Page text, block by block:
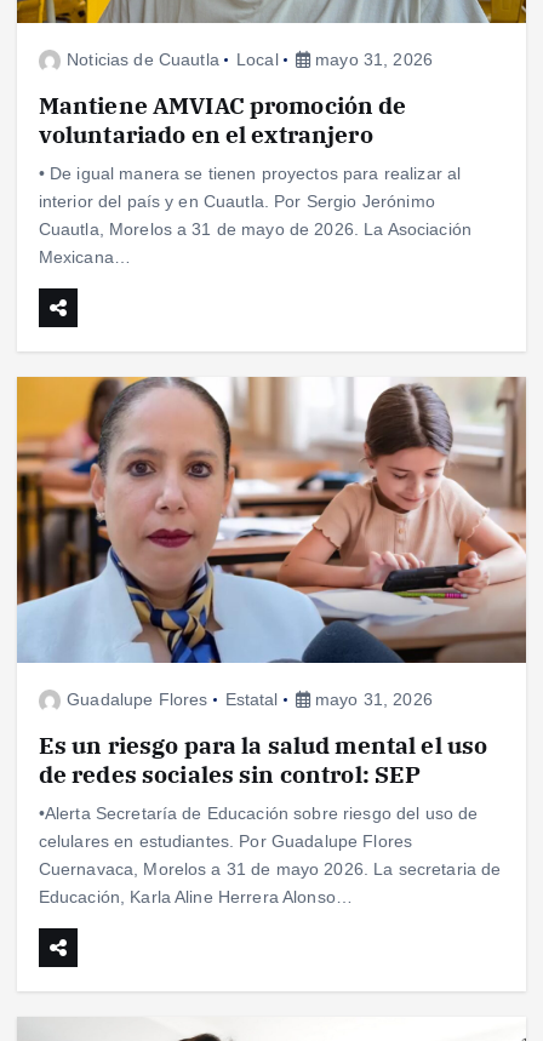
Noticias de Cuautla Local mayo 31, 2026
Mantiene AMVIAC promoción de
voluntariado en el extranjero
• De igual manera se tienen proyectos para realizar al
interior del país y en Cuautla. Por Sergio Jerónimo
Cuautla, Morelos a 31 de mayo de 2026. La Asociación
Mexicana…
Guadalupe Flores Estatal mayo 31, 2026
Es un riesgo para la salud mental el uso
de redes sociales sin control: SEP
•Alerta Secretaría de Educación sobre riesgo del uso de
celulares en estudiantes. Por Guadalupe Flores
Cuernavaca, Morelos a 31 de mayo 2026. La secretaria de
Educación, Karla Aline Herrera Alonso…